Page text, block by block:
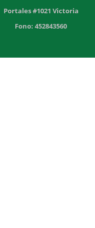
Portales #1021 Victoria
Fono: 452843560